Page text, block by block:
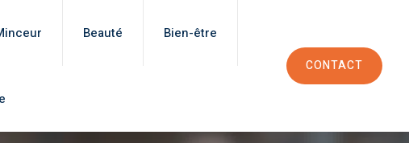
Beauté Bien-être
CONTACT